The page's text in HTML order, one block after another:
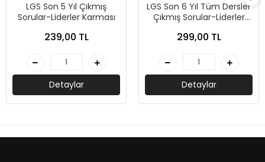
LGS Son 5 Yıl Çıkmış
Sorular-Liderler Karması
239,00 TL
Detaylar
LGS Son 6 Yıl Tüm Dersler
Çıkmış Sorular-Liderler
299,00 TL
Detaylar